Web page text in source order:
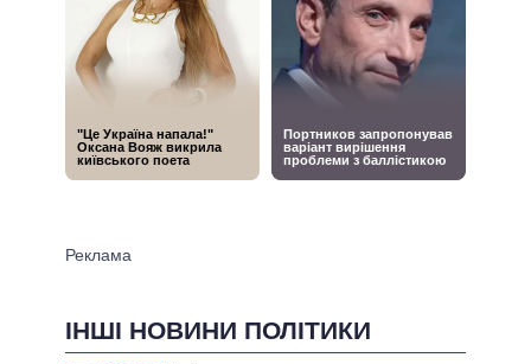
ІНШІ НОВИНИ ПОЛІТИКИ